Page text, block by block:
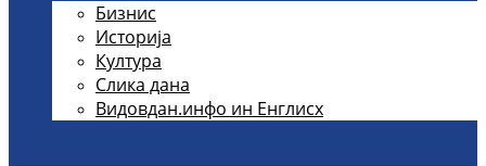
Бизнис
Историја
Култура
Слика дана
Видовдан.инфо ин Енглисх